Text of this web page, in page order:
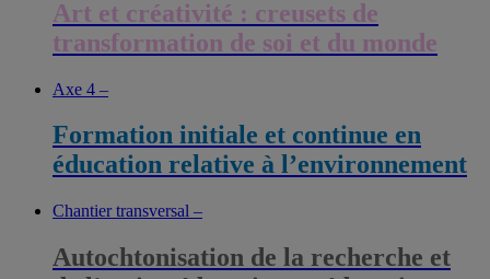
Art et créativité : creusets de
transformation de soi et du monde
Axe 4 –
Formation initiale et continue en
éducation relative à l’environnement
Chantier transversal –
Autochtonisation de la recherche et